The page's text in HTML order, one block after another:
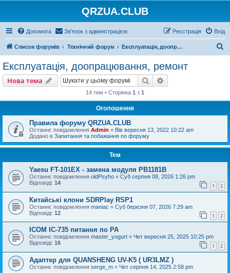
QRZUA.CLUB
Допомога Зв'язок з адміністрацією Вхід
Реєстрація
Список форумів Технічний форум Експлуатація, доопрацювання, ремонт
Експлуатація, доопрацювання, ремонт
Нова тема Пошук
14 тем • Сторінка 1 з 1
Оголошення
Правила форуму QRZUA.CLUB
Останнє повідомлення Admin « Вів вересня 13, 2022 10:22 am
Додано в Запитання та побажання по форуму
Тем
Yaesu FT-101EX - замена модуля PB1181B
Останнє повідомлення oldPsyho « Суб серпня 08, 2026 1:26 pm
Відповіді: 14 1 2
Китайські клони SDRPlay RSP1
Останнє повідомлення maniac « Суб березня 07, 2026 7:29 am
Відповіді: 12 1 2
ICOM IC-735 питання по РА
Останнє повідомлення master_yogurt « Чет вересня 25, 2025 10:25 pm
Відповіді: 16 1 2
Адаптер для QUANSHENG UV-K5 ( UR3LMZ )
Останнє повідомлення serge_m « Чет серпня 14, 2025 2:58 pm